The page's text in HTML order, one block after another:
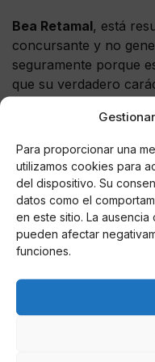
Para proporcionar una
utilizamos cookies para
del dispositivo. Su
datos como el
en este sitio. La
pueden afectar
funciones.
Bea Retamal, está
concursante y no
seguramente porque
que su verdadero
en contadas
(véase el ataque a su
De momento nos
los diferentes
a Pavón y a Ana María
que no tiene, a Rocío
AUTOR
Nero